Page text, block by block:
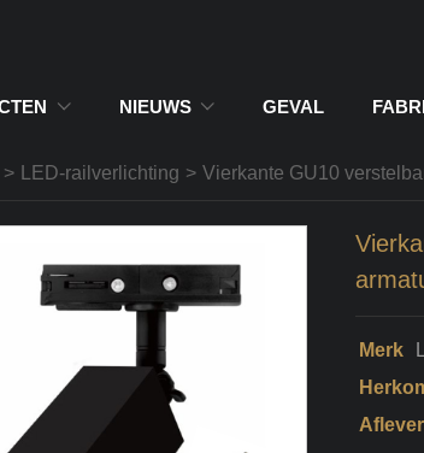
NIEUWS GEVAL
> LED-railverlichting > Vierkante GU10
Merk